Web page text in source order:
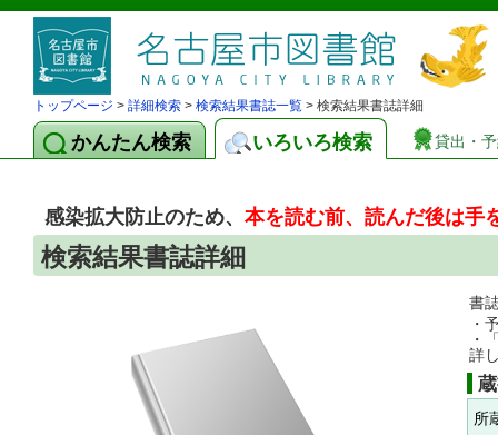
トップページ > 詳細検索 > 検索結果書誌一覧 > 検索結果書誌詳細
かんたん検索 いろいろ検索 貸出・
感染拡大防止のため、 本を読む前、読んだ後は手
検索結果書誌詳細
書
・
・
詳
所